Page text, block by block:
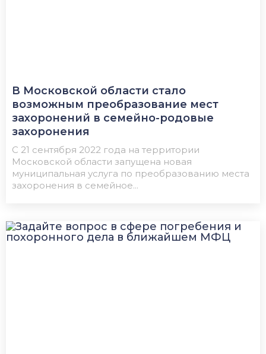
В Московской области стало
возможным преобразование мест
захоронений в семейно-родовые
захоронения
С 21 сентября 2022 года на территории
Московской области запущена новая
муниципальная услуга по преобразованию места
захоронения в семейное...